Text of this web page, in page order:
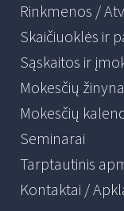
Rinkmenos /
Skaičiuoklės ir
Sąskaitos ir
Mokesčių
Mokesčių
Seminarai
Tarptautinis
Kontaktai /